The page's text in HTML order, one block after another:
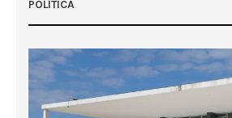
POLÍTICA